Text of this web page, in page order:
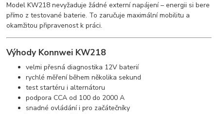
Model KW218 nevyžaduje žádné externí napájení – energii si bere
přímo z testované baterie. To zaručuje maximální mobilitu a
okamžitou připravenost k práci.
Výhody Konnwei KW218
velmi přesná diagnostika 12V baterií
rychlé měření během několika sekund
test startéru i alternátoru
podpora CCA od 100 do 2000 A
snadné ovládání i pro začátečníky